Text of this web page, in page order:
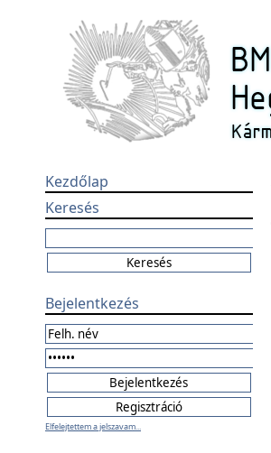
Kezdőlap
Keresés
Bejelentkezés
Elfelejtettem a jelszavam...